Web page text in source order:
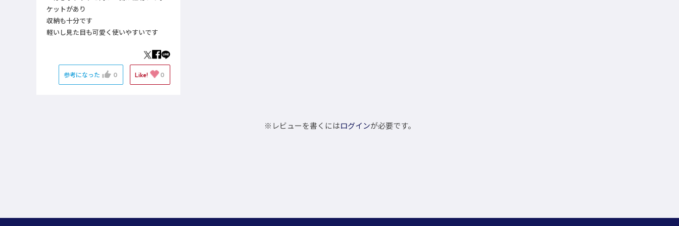
ケットがあり
収納も十分です
軽いし見た目も可愛く使いやすいです
参考になった 0 Like! 0
※レビューを書くにはログインが必要です。